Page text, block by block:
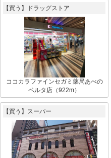
【買う】ドラッグストア
ココカラファインセガミ薬局あべの
ベルタ店（922m）
【買う】スーパー